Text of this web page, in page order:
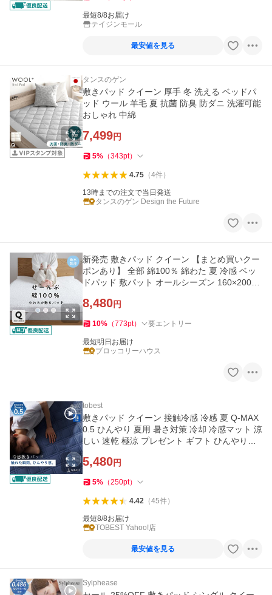
最短8/8お届け
テイジンモール
最安値を見る
タンスのゲン
敷きパッド クイーン 厚手 冬 洗える ベッドパ
ッド ウール 羊毛 夏 抗菌 防臭 防ダニ 洗濯可能
おしゃれ 中綿
7,499円
5% （343pt）
4.75（4件）
13時までの注文で当日発送
タンスのゲン Design the Future
新発売 敷きパッド クイーン 【まとめ買いクー
ポンあり】 全部 綿100％ 綿わた 夏 冷感 ベッ
ドパッド 敷パット オールシーズン 160×200c
8,480円
10% （773pt） 要エントリー
最短明日お届け
ブロッコリーハウス
tobest
敷きパッド クイーン 接触冷感 冷感 夏 Q-MAX
0.5 ひんやり 夏用 暑さ対策 冷却 冷感マット 涼
しい 速乾 極涼 プレゼント ギフト ひんやり寝
5,480円
5% （250pt）
4.42（45件）
最短8/8お届け
TOBEST Yahoo!店
最安値を見る
Sylphease